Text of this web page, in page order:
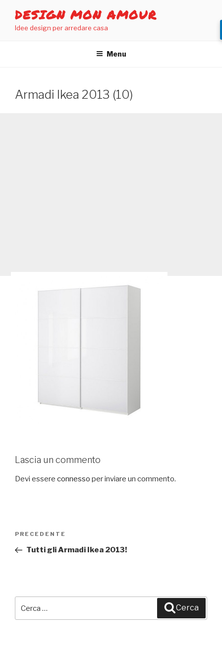
contenuto
DESIGN MON AMOUR
Idee design per arredare casa
Menu
Armadi Ikea 2013 (10)
Lascia un commento
Devi essere connesso per inviare un commento.
Navigazione
Articolo
precedente:
PRECEDENTE
Tutti gli Armadi Ikea 2013!
Cerca